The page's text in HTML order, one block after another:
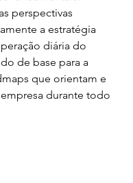
perspectivas
a estratégia
diária do
de base para a
que orientam e
durante todo